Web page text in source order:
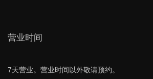
营业时间
7天营业。营业时间以外敬请预约。